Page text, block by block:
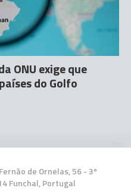
ONU exige que
do Golfo
de Ornelas, 56 - 3º
Funchal, Portugal